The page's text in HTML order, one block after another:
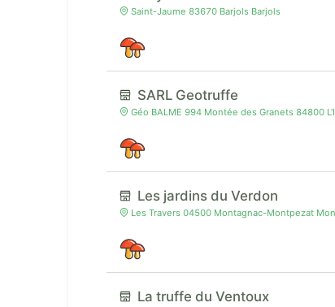
Saint-Jaume 83670 Barjols Barjols
SARL Geotruffe
Géo BALME 994 Montée des Granets 84800
Les jardins du Verdon
Les Travers 04500 Montagnac-Montpezat
La truffe du Ventoux